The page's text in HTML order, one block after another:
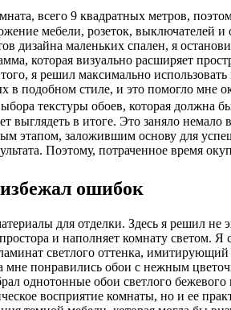
всего 9 квадратных метров,
мебели, розеток, выключателей
дизайна маленьких спален, я
которая визуально расширяет
я решил максимально
стиле, и это помогло мне
текстуры обоев, которая должна
выглядеть в итоге. Это заняло
этапом, заложившим основу для
Поэтому, потраченное время
ошибок
для отделки. Здесь я решил не
и наполняет комнату светом.
светлого оттенка, имитирующий
понравились обои с нежным
однотонные обои светлого
восприятие комнаты, но и ее